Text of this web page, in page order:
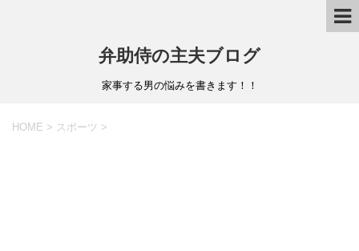
弁助侍の主夫ブログ
家事する男の悩みを書きます！！
HOME > スポーツ >